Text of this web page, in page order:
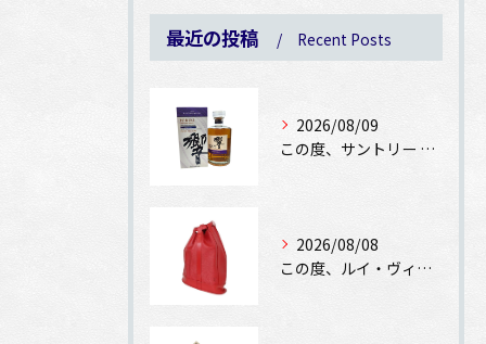
最近の投稿 Recent Posts
2026/08/09
この度、サントリー 響 ジャパニーズハーモニー マスターズセ...
2026/08/08
この度、ルイ・ヴィトン エピ ランドネPMをお買取りさせてい...